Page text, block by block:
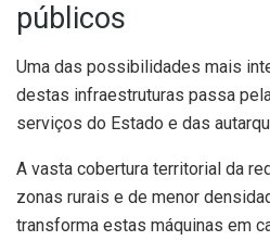
públicos
Uma das possibilidades mais
destas infraestruturas passa
serviços do Estado e das
A vasta cobertura territorial da
zonas rurais e de menor
transforma estas máquinas em